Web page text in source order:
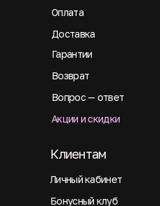
Оплата
Доставка
Гарантии
Возврат
Вопрос — ответ
Акции и скидки
Личный кабинет
Клиентам
Бонусный клуб